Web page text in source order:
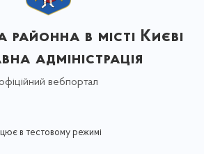
районна в місті Києві
адміністрація
вебпортал
в тестовому режимі